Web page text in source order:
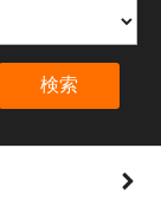
検索